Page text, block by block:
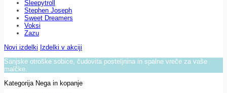
Sleepytroll
Stephen Joseph
Sweet Dreamers
Voksi
Zazu
Novi izdelki Izdelki v akciji
Sanjske otroške sobice, čudovita posteljnina in spalne vreče za vaše
malčke.
Kategorija Nega in kopanje